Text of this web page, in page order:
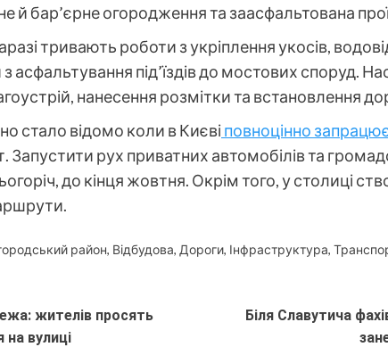
й бар’єрне огородження та заасфальтована
тривають роботи з укріплення укосів,
асфальтування під’їздів до мостових споруд.
нанесення розмітки та встановлення
стало відомо коли в Києві повноцінно
Запустити рух приватних автомобілів та
до кінця жовтня. Окрім того, у столиці
район, Відбудова, Дороги, Інфраструктура,
жителів просять
вулиці
Біля Славутича